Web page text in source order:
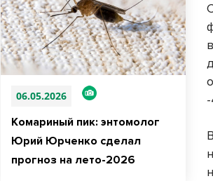
06.05.2026
Комариный пик: энтомолог
Юрий Юрченко сделал
прогноз на лето-2026